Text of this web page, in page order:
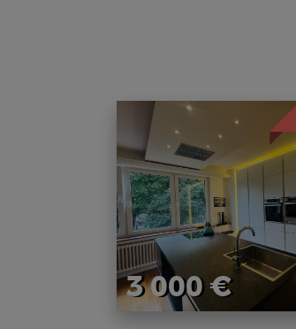
3 000 €